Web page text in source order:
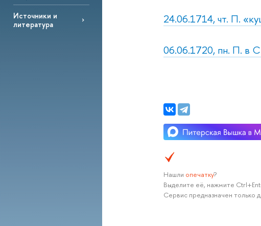
Источники и
литература
24.06.1714, чт. П.
06.06.1720, пн. П. в
Нашли опечатку?
Выделите её, нажмите
Сервис предназначен только